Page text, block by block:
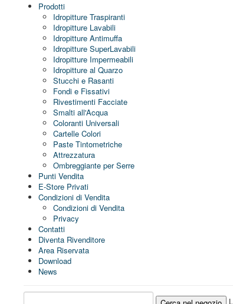
Prodotti
Idropitture Traspiranti
Idropitture Lavabili
Idropitture Antimuffa
Idropitture SuperLavabili
Idropitture Impermeabili
Idropitture al Quarzo
Stucchi e Rasanti
Fondi e Fissativi
Rivestimenti Facciate
Smalti all'Acqua
Coloranti Universali
Cartelle Colori
Paste Tintometriche
Attrezzatura
Ombreggiante per Serre
Punti Vendita
E-Store Privati
Condizioni di Vendita
Condizioni di Vendita
Privacy
Contatti
Diventa Rivenditore
Area Riservata
Download
News